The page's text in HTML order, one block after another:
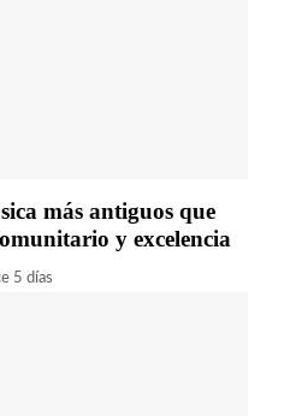
más antiguos que
y excelencia
5 días